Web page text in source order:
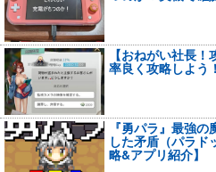
【おねがい社長
率良く攻略しよう
『勇パラ』最強
した矛盾（パラド
略&アプリ紹介】